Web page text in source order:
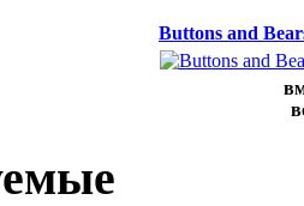
Buttons and